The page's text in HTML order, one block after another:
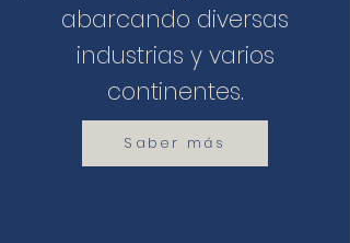
abarcando diversas
industrias y varios
continentes.
Saber más